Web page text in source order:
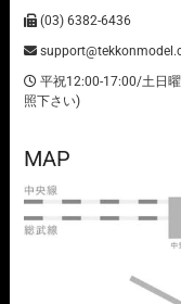
(03) 6382-6436
平祝12:00-17:00/土日
照下さい)
MAP